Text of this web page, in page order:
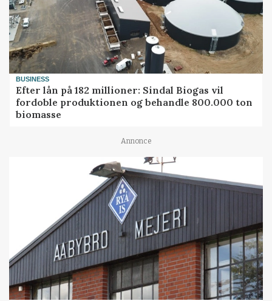
BUSINESS
Efter lån på 182 millioner: Sindal Biogas vil
fordoble produktionen og behandle 800.000 ton
biomasse
Annonce